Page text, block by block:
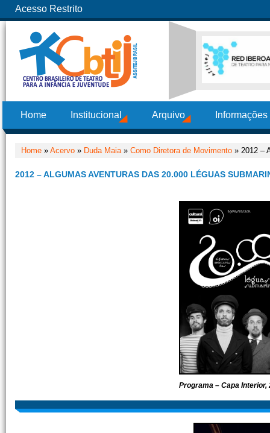
Acesso Restrito
Home Institucional Arquivo
Home » Acervo » Duda Maia» Como Diretora de Movimento » 2012 –
2012 – ALGUMAS AVENTURAS DAS 20.000 LÉGUAS
Programa – Capa Interior,